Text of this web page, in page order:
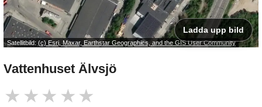
Satellitbild: (c) Esri, Maxar, Earthstar Geographics, and the GIS User Community
Ladda upp bild
Vattenhuset Älvsjö
★ ★ ★ ★ ★